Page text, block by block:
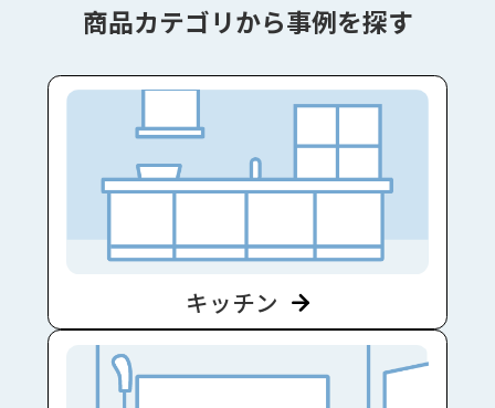
商品カテゴリから事例を探す
キッチン